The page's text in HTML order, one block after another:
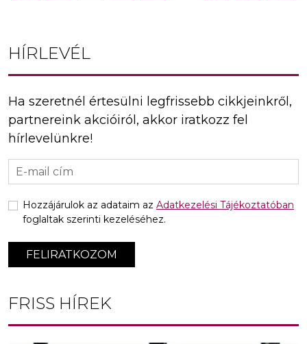
HÍRLEVÉL
Ha szeretnél értesülni legfrissebb cikkjeinkről,
partnereink akcióiról, akkor iratkozz fel
hírlevelünkre!
FELIRATKOZOM
Hozzájárulok az adataim az Adatkezelési Tájékoztatóban
foglaltak szerinti kezeléséhez.
FRISS HÍREK